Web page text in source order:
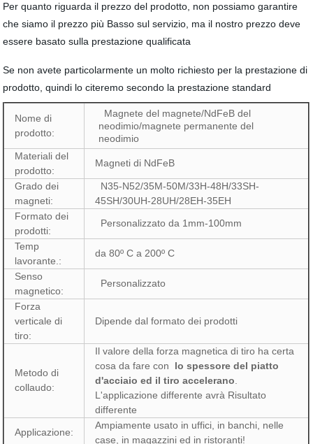
Per quanto riguarda il prezzo del prodotto, non possiamo garantire
che siamo il prezzo più Basso sul servizio, ma il nostro prezzo deve
essere basato sulla prestazione qualificata
Se non avete particolarmente un molto richiesto per la prestazione di
prodotto, quindi lo citeremo secondo la prestazione standard
Nome di
prodotto:
Magnete del magnete/NdFeB del
neodimio/magnete permanente del
neodimio
Materiali del
prodotto:
Magneti di NdFeB
Grado dei
magneti:
N35-N52/35M-50M/33H-48H/33SH-
45SH/30UH-28UH/28EH-35EH
Formato dei
prodotti:
Personalizzato da 1mm-100mm
Temp
lavorante.:
da 80º C a 200º C
Senso
magnetico:
Personalizzato
Forza
verticale di
tiro:
Dipende dal formato dei prodotti
Metodo di
collaudo:
Il valore della forza magnetica di tiro ha certa
cosa da fare con lo spessore del piatto
d'acciaio ed il tiro accelerano
L'applicazione differente avrà Risultato
differente
Applicazione:
Ampiamente usato in uffici, in banchi, nelle
case, in magazzini ed in ristoranti!